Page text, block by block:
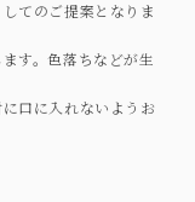
てのご提案となりま
す。色落ちなどが生
口に入れないようお